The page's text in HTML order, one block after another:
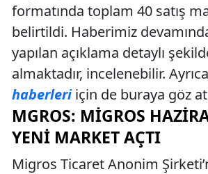
formatında toplam 40 satış
belirtildi. Haberimiz
yapılan açıklama detaylı
almaktadır, incelenebilir. Ayrıca
haberleriiçin de buraya göz
MGROS: MIGROS
YENI MARKET AÇTI
Migros Ticaret Anonim